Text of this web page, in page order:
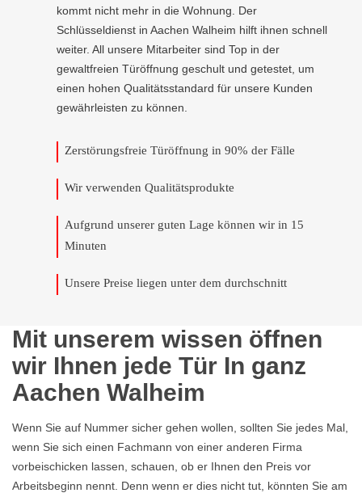
kommt nicht mehr in die Wohnung. Der
Schlüsseldienst in Aachen Walheim hilft ihnen schnell
weiter. All unsere Mitarbeiter sind Top in der
gewaltfreien Türöffnung geschult und getestet, um
einen hohen Qualitätsstandard für unsere Kunden
gewährleisten zu können.
Zerstörungsfreie Türöffnung in 90% der Fälle
Wir verwenden Qualitätsprodukte
Aufgrund unserer guten Lage können wir in 15
Minuten
Unsere Preise liegen unter dem durchschnitt
Mit unserem wissen öffnen
wir Ihnen jede Tür In ganz
Aachen Walheim
Wenn Sie auf Nummer sicher gehen wollen, sollten Sie jedes Mal,
wenn Sie sich einen Fachmann von einer anderen Firma
vorbeischicken lassen, schauen, ob er Ihnen den Preis vor
Arbeitsbeginn nennt. Denn wenn er dies nicht tut, könnten Sie am